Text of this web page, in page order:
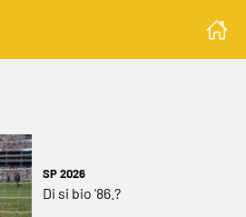
SP 2026
Di si bio '86.?